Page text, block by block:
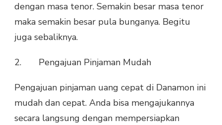
dengan masa tenor. Semakin besar masa tenor
maka semakin besar pula bunganya. Begitu
juga sebaliknya.
2. Pengajuan Pinjaman Mudah
Pengajuan pinjaman uang cepat di Danamon ini
mudah dan cepat. Anda bisa mengajukannya
secara langsung dengan mempersiapkan